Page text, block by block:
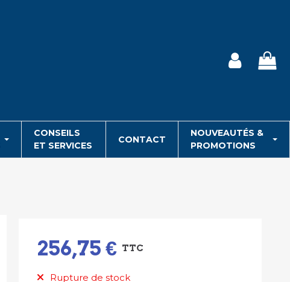
CONSEILS
ET SERVICES
CONTACT
NOUVEAUTÉS &
PROMOTIONS
256,75 € TTC
Rupture de stock